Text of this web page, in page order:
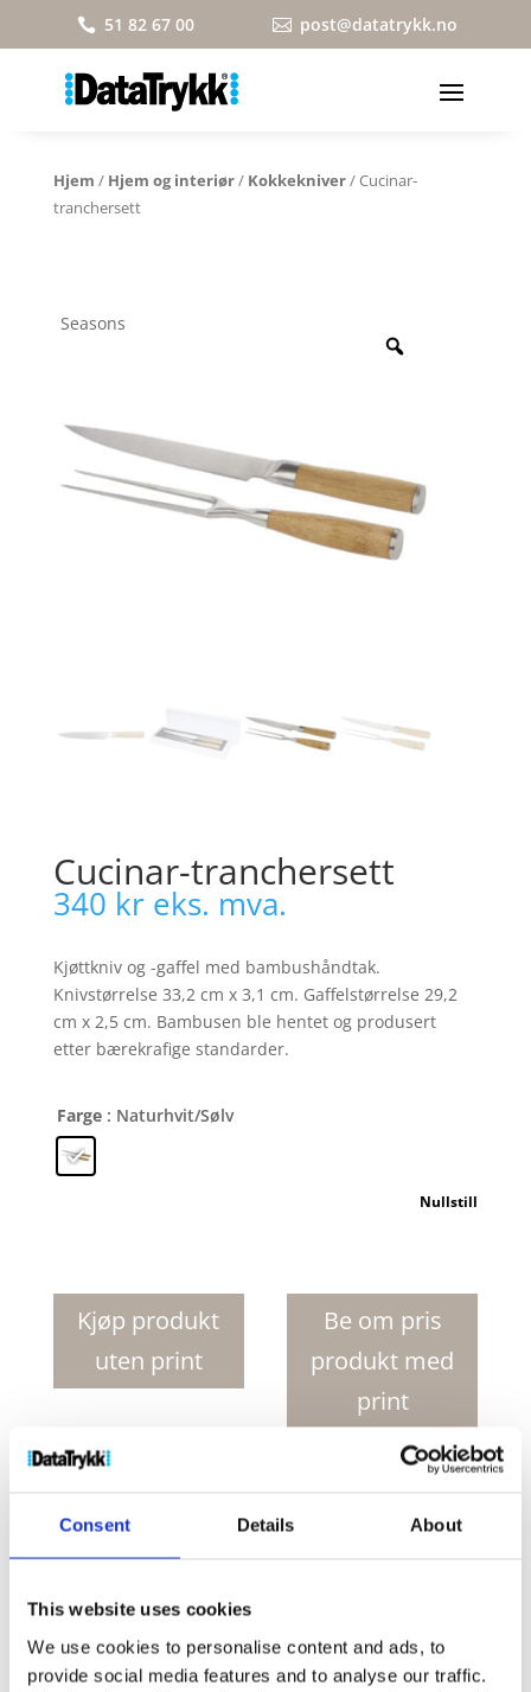
Consent Details About
This website uses cookies
We use cookies to personalise content and ads, to
provide social media features and to analyse our traffic.
 51 82 67 00  post@datatrykk.no
Hjem / Hjem og interiør/ Kokkekniver/ Cucinar-
tranchersett
Seasons
Cucinar-tranchersett
340 kr eks. mva.
Kjøttkniv og -gaffel med bambushåndtak.
Knivstørrelse 33,2 cm x 3,1 cm. Gaffelstørrelse 29,2
cm x 2,5 cm. Bambusen ble hentet og produsert
etter bærekrafige standarder.
Farge : Naturhvit/Sølv
Nullstill
antallKjøp produkt
uten print
Be om pris
produkt med
print
Produktnr: Hjem og interiør,
skjæring